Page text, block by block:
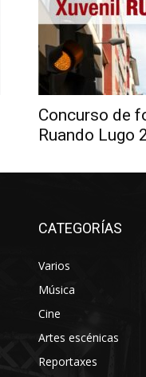
Concurso de
Ruando Lugo
CATEGORÍAS
Varios
Música
Cine
Artes escénicas
Reportaxes